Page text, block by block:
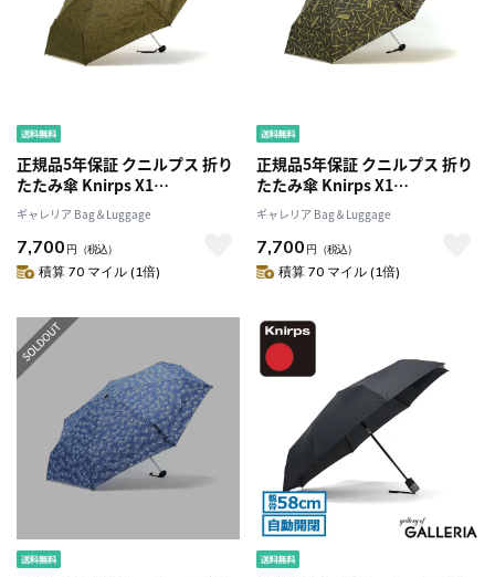
正規品5年保証 クニルプス 折り
たたみ傘 Knirps X1
Knirps×NUNO 傘 雨傘 折りた
たみ 折り畳み傘 コンパクト ケ
ース付き 52cm 手動 メンズ レ
ディース KNXL811
ギャレリア Bag＆Luggage
7,700 円 （税込）
積算 70 マイル (1倍)
正規品5年保証 クニルプス 折り
たたみ傘 Knirps X1
Knirps×NUNO 傘 雨傘 折りた
たみ 折り畳み傘 コンパクト ケ
ース付き 52cm 手動 メンズ レ
ディース KNXL811
ギャレリア Bag＆Luggage
7,700 円 （税込）
積算 70 マイル (1倍)